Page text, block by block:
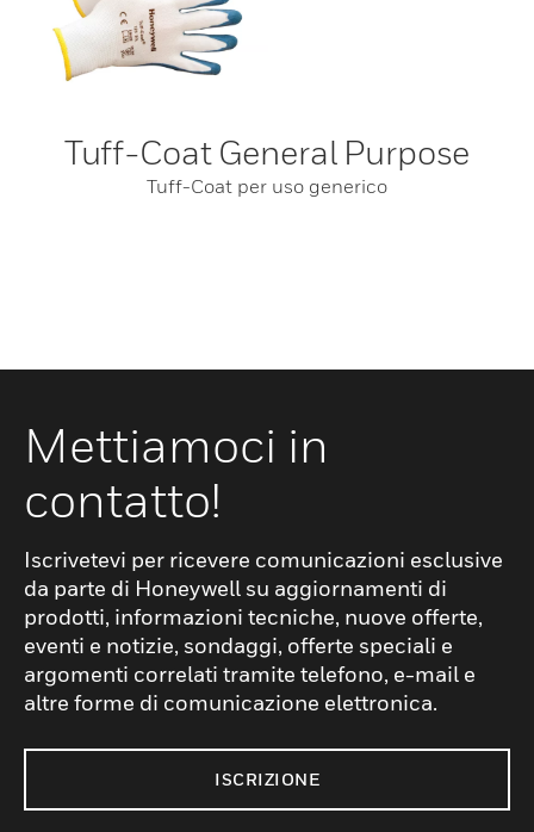
Tuff-Coat General Purpose
Tuff-Coat per uso generico
Mettiamoci in
contatto!
Iscrivetevi per ricevere comunicazioni esclusive
da parte di Honeywell su aggiornamenti di
prodotti, informazioni tecniche, nuove offerte,
eventi e notizie, sondaggi, offerte speciali e
argomenti correlati tramite telefono, e-mail e
altre forme di comunicazione elettronica.
ISCRIZIONE